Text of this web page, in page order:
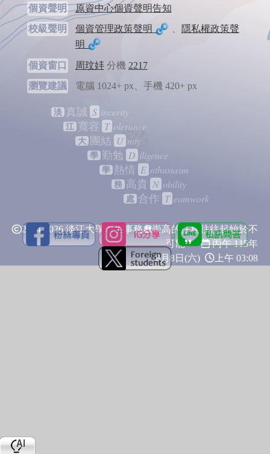
個資聲明
原資中心個資聲明告知
校級聲明
個資管理政策聲明 、
隱私權政策聲
明
個資窗口 周玟妦分機 2217
瀏覽建議
電腦 1024+ px、手機 420+ px
淡 真誠 S incerity
江 寬容 T olerance
大 團結 U nity
學 勤勉 D iligence
學 熱情 E nthusiasm
務 高貴 N obility
處 合作 T eamwork
2024-2026 淡江大學學生事務處崇高的任務往往起始於不
可能
丙午 115年
8月8日(六)
上午 03:08